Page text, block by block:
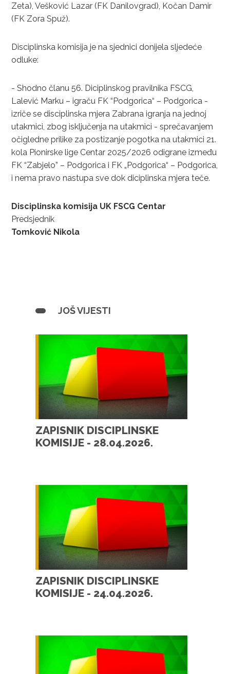
Zeta), Vešković Lazar (FK Danilovgrad), Kočan Damir
(FK Zora Spuž).
Disciplinska komisija je na sjednici donijela sljedeće
odluke:
- Shodno članu 56. Diciplinskog pravilnika FSCG,
Lalević Marku – igraču FK “Podgorica“ – Podgorica -
izriče se disciplinska mjera Zabrana igranja na jednoj
utakmici, zbog isključenja na utakmici - sprečavanjem
očigledne prilike za postizanje pogotka na utakmici 21.
kola Pionirske lige Centar 2025/2026 odigrane između
FK “Zabjelo” – Podgorica i FK „Podgorica“ – Podgorica,
i nema pravo nastupa sve dok diciplinska mjera teče.
Disciplinska komisija UK FSCG Centar
Predsjednik
Tomković Nikola
JOŠ VIJESTI
ZAPISNIK DISCIPLINSKE
KOMISIJE - 28.04.2026.
ZAPISNIK DISCIPLINSKE
KOMISIJE - 24.04.2026.